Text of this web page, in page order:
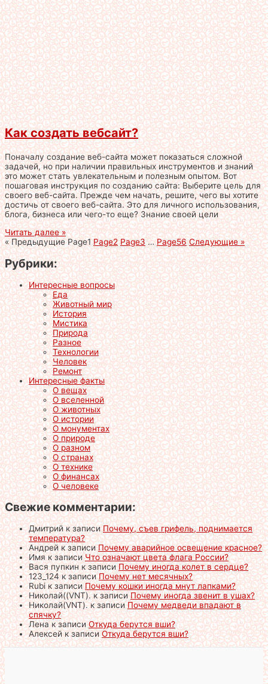
Как создать вебсайт?
Поначалу создание веб-сайта может показаться сложной
задачей, но при наличии правильных инструментов и знаний
это может стать увлекательным и полезным опытом. Вот
пошаговая инструкция по созданию сайта: Выберите цель для
своего веб-сайта. Прежде чем начать, решите, чего вы хотите
достичь от своего веб-сайта. Это для личного использования,
блога, бизнеса или чего-то еще? Знание своей цели
Читать далее »
« Предыдущие Page1 Page2 Page3 … Page56 Следующие »
Рубрики:
Интересные вопросы
Еда
Животный мир
История
Мистика
Природа
Разное
Технологии
Человек
Ремонт
Интересные факты
О вещах
О вселенной
О животных
О истории
О монументах
О природе
О разном
О странах
О технике
О финансах
О человеке
Свежие комментарии:
Дмитрийк записиПочему, съев грифель, поднимается
температура?
Андрейк записиПочему аварийное освещение красное?
Имяк записиЧто означают цвета флага России?
Вася пупкинк записиПочему иногда колет в сердце?
123_124к записиПочему нет месячных?
Rubiк записиПочему кошки иногда мнут лапками?
Николай((VNT).к записиПочему иногда звенит в ушах?
Николай(VNT).к записиПочему медведи впадают в
спячку?
Ленак записиОткуда берутся вши?
Алексейк записиОткуда берутся вши?